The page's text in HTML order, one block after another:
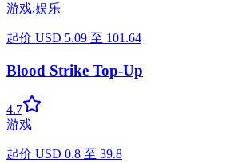
游戏,娱乐
起价 USD 5.09 至 101.64
Blood Strike Top-Up
4.7
游戏
起价 USD 0.8 至 39.8